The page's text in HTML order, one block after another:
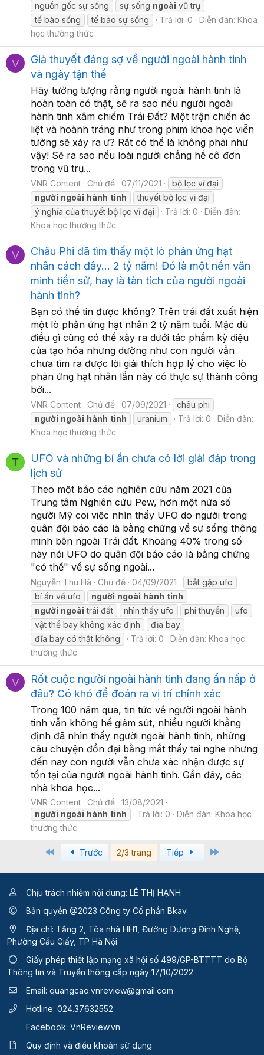
nguồn gốc sự sống
sự sống ngoài vũ trụ
tế bào sống
tế bào sự sống Trả lời: 0 Diễn đàn: Khoa
học thường thức
V
Giả thuyết đáng sợ về người ngoài hành tinh
và ngày tận thế
Hãy tưởng tượng rằng người ngoài hành tinh là
hoàn toàn có thật, sẽ ra sao nếu người ngoài
hành tinh xâm chiếm Trái Đất? Một trận chiến ác
liệt và hoành tráng như trong phim khoa học viễn
tưởng sẽ xảy ra ư? Rất có thể là không phải như
vậy! Sẽ ra sao nếu loài người chẳng hề cô đơn
trong vũ trụ...
VNR Content Chủ đề 07/11/2021
bộ lọc vĩ đại
người ngoài hành tinh
thuyết bộ lọc vĩ đại
ý nghĩa của thuyết bộ lọc vĩ đại
Trả lời: 0
Diễn đàn:
Khoa học thường thức
V
Châu Phi đã tìm thấy một lò phản ứng hạt
nhân cách đây... 2 tỷ năm! Đó là một nền văn
minh tiền sử, hay là tàn tích của người ngoài
hành tinh?
Bạn có thể tin được không? Trên trái đất xuất hiện
một lò phản ứng hạt nhân 2 tỷ năm tuổi. Mặc dù
điều gì cũng có thể xảy ra dưới tác phẩm kỳ diệu
của tạo hóa nhưng dường như con người vẫn
chưa tìm ra được lời giải thích hợp lý cho việc lò
phản ứng hạt nhân lần này có thực sự thành công
bởi...
VNR Content Chủ đề 07/09/2021
châu phi
người ngoài hành tinh uranium Trả lời: 0
Diễn đàn:
Khoa học thường thức
T
UFO và những bí ẩn chưa có lời giải đáp trong
lịch sử
Theo một báo cáo nghiên cứu năm 2021 của
Trung tâm Nghiên cứu Pew, hơn một nửa số
người Mỹ coi việc nhìn thấy UFO do người trong
quân đội báo cáo là bằng chứng về sự sống thông
minh bên ngoài Trái đất. Khoảng 40% trong số
này nói UFO do quân đội báo cáo là bằng chứng
"có thể" về sự sống ngoài...
Nguyễn Thu Hà Chủ đề 04/09/2021
bắt gặp ufo
bí ẩn về ufo
người ngoài hành tinh
người ngoài trái đất nhìn thấy ufo phi thuyền
ufo
vật thể bay không xác định
đĩa bay
đĩa bay có thật không
Trả lời: 0 Diễn đàn: Khoa học
thường thức
V
Rốt cuộc người ngoài hành tinh đang ẩn nấp ở
đâu? Có khó để đoán ra vị trí chính xác
Trong 100 năm qua, tin tức về người ngoài hành
tinh vẫn không hề giảm sút, nhiều người khẳng
định đã nhìn thấy người ngoài hành tinh, những
câu chuyện đồn đại bằng mắt thấy tai nghe nhưng
đến nay con người vẫn chưa xác nhận được sự
tồn tại của người ngoài hành tinh. Gần đây, các
nhà khoa học...
VNR Content Chủ đề
13/08/2021
người ngoài hành tinh Trả lời: 0 Diễn đàn: Khoa học
thường thức
Trước 2/3 trang Tiếp
Chịu trách nhiệm nội dung: LÊ THỊ HẠNH
Bản quyền @2023 Công ty Cổ phần Bkav
Địa chỉ: Tầng 2, Tòa nhà HH1, Đường Dương Đình Nghệ,
Phường Cầu Giấy, TP Hà Nội
Giấy phép thiết lập mạng xã hội số 499/GP-BTTTT do Bộ
Thông tin và Truyền thông cấp ngày 17/10/2022
Email: quangcao.vnreview@gmail.com
Hotline: 024.37632552
Facebook: VnReview.vn
Quy định và điều khoản sử dụng